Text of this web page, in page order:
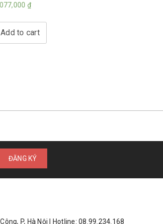
₫
Add to cart
P, Hà Nội | Hotline: 08.99.234.168